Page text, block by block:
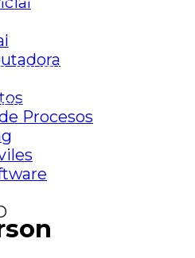
Procesos
de software han
la transformación digital
optimizando ORSON
de Declaraciones de
cumpliendo con la Ley